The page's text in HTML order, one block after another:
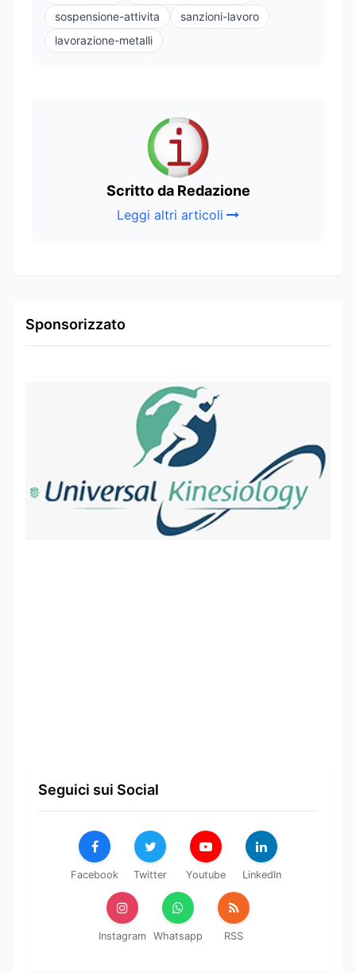
sospensione-attivita
sanzioni-lavoro
lavorazione-metalli
Scritto da Redazione
Leggi altri articoli
Sponsorizzato
Seguici sui Social
Facebook Twitter Youtube LinkedIn
Instagram Whatsapp RSS